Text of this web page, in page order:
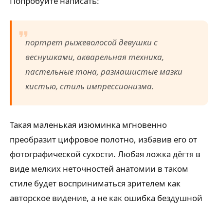
портрет рыжеволосой девушки с
веснушками, акварельная техника,
пастельные тона, размашистые мазки
кистью, стиль импрессионизма.
Такая маленькая изюминка мгновенно
преобразит цифровое полотно, избавив его от
фотографической сухости. Любая ложка дёгтя в
виде мелких неточностей анатомии в таком
стиле будет восприниматься зрителем как
авторское видение, а не как ошибка бездушной